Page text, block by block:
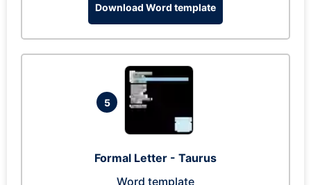
Download Word template
5
Formal Letter - Taurus
Word template